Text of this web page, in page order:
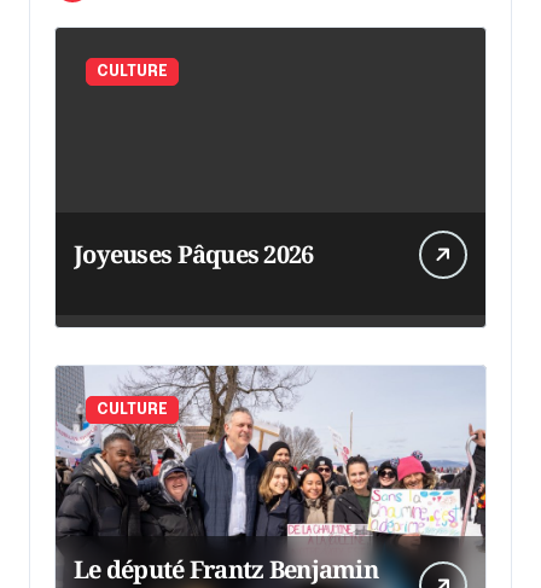
CULTURE
Joyeuses Pâques 2026
CULTURE
Le député Frantz Benjamin